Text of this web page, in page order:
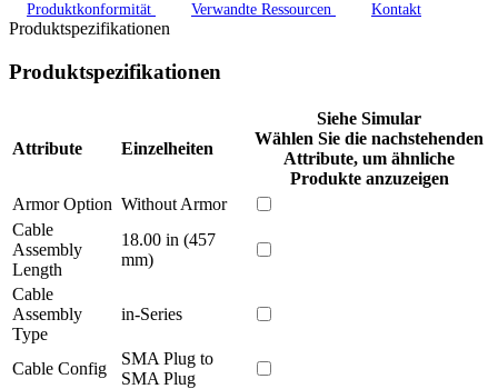
Produktkonformität
Verwandte Ressourcen Kontakt
Produktspezifikationen
Produktspezifikationen
Attribute Einzelheiten
Siehe Simular
Wählen Sie die nachstehenden
Attribute, um ähnliche
Produkte anzuzeigen
Armor Option Without Armor
Cable
Assembly
Length
18.00 in (457
mm)
Cable
Assembly
Type
in-Series
Cable Config
SMA Plug to
SMA Plug